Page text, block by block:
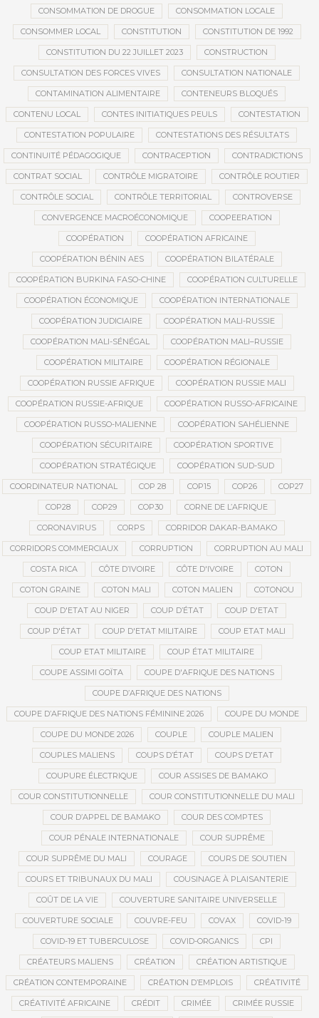
CONSOMMATION DE DROGUE CONSOMMATION LOCALE
CONSOMMER LOCAL CONSTITUTION CONSTITUTION DE 1992
CONSTITUTION DU 22 JUILLET 2023 CONSTRUCTION
CONSULTATION DES FORCES VIVES CONSULTATION NATIONALE
CONTAMINATION ALIMENTAIRE CONTENEURS BLOQUÉS
CONTENU LOCAL CONTES INITIATIQUES PEULS CONTESTATION
CONTESTATION POPULAIRE CONTESTATIONS DES RÉSULTATS
CONTINUITÉ PÉDAGOGIQUE CONTRACEPTION CONTRADICTIONS
CONTRAT SOCIAL CONTRÔLE MIGRATOIRE CONTRÔLE ROUTIER
CONTRÔLE SOCIAL CONTRÔLE TERRITORIAL CONTROVERSE
CONVERGENCE MACROÉCONOMIQUE COOPEERATION
COOPÉRATION COOPÉRATION AFRICAINE
COOPÉRATION BÉNIN AES COOPÉRATION BILATÉRALE
COOPÉRATION BURKINA FASO-CHINE COOPÉRATION CULTURELLE
COOPÉRATION ÉCONOMIQUE COOPÉRATION INTERNATIONALE
COOPÉRATION JUDICIAIRE COOPÉRATION MALI-RUSSIE
COOPÉRATION MALI-SÉNÉGAL COOPÉRATION MALI–RUSSIE
COOPÉRATION MILITAIRE COOPÉRATION RÉGIONALE
COOPÉRATION RUSSIE AFRIQUE COOPÉRATION RUSSIE MALI
COOPÉRATION RUSSIE-AFRIQUE COOPÉRATION RUSSO-AFRICAINE
COOPÉRATION RUSSO-MALIENNE COOPÉRATION SAHÉLIENNE
COOPÉRATION SÉCURITAIRE COOPÉRATION SPORTIVE
COOPÉRATION STRATÉGIQUE COOPÉRATION SUD-SUD
COORDINATEUR NATIONAL COP 28 COP15 COP26 COP27
COP28 COP29 COP30 CORNE DE L’AFRIQUE
CORONAVIRUS CORPS CORRIDOR DAKAR-BAMAKO
CORRIDORS COMMERCIAUX CORRUPTION CORRUPTION AU MALI
COSTA RICA CÔTE D’IVOIRE CÔTE D'IVOIRE COTON
COTON GRAINE COTON MALI COTON MALIEN COTONOU
COUP D'ETAT AU NIGER COUP D’ÉTAT COUP D'ETAT
COUP D'ÉTAT COUP D'ETAT MILITAIRE COUP ETAT MALI
COUP ETAT MILITAIRE COUP ÉTAT MILITAIRE
COUPE ASSIMI GOÏTA COUPE D'AFRIQUE DES NATIONS
COUPE D’AFRIQUE DES NATIONS
COUPE D’AFRIQUE DES NATIONS FÉMININE 2026 COUPE DU MONDE
COUPE DU MONDE 2026 COUPLE COUPLE MALIEN
COUPLES MALIENS COUPS D’ÉTAT COUPS D'ETAT
COUPURE ÉLECTRIQUE COUR ASSISES DE BAMAKO
COUR CONSTITUTIONNELLE COUR CONSTITUTIONNELLE DU MALI
COUR D’APPEL DE BAMAKO COUR DES COMPTES
COUR PÉNALE INTERNATIONALE COUR SUPRÊME
COUR SUPRÊME DU MALI COURAGE COURS DE SOUTIEN
COURS ET TRIBUNAUX DU MALI COUSINAGE À PLAISANTERIE
COÛT DE LA VIE COUVERTURE SANITAIRE UNIVERSELLE
COUVERTURE SOCIALE COUVRE-FEU COVAX COVID-19
COVID-19 ET TUBERCULOSE COVID-ORGANICS CPI
CRÉATEURS MALIENS CRÉATION CRÉATION ARTISTIQUE
CRÉATION CONTEMPORAINE CRÉATION D’EMPLOIS CRÉATIVITÉ
CRÉATIVITÉ AFRICAINE CRÉDIT CRIMÉE CRIMÉE RUSSIE